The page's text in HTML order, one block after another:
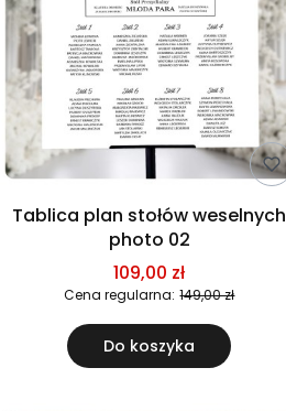
Tablica plan stołów weselnych
photo 02
109,00 zł
Cena regularna: 149,00 zł
Do koszyka